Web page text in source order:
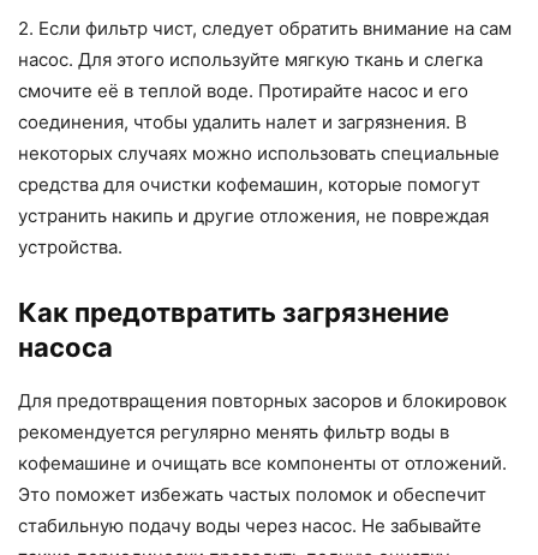
2. Если фильтр чист, следует обратить внимание на сам
насос. Для этого используйте мягкую ткань и слегка
смочите её в теплой воде. Протирайте насос и его
соединения, чтобы удалить налет и загрязнения. В
некоторых случаях можно использовать специальные
средства для очистки кофемашин, которые помогут
устранить накипь и другие отложения, не повреждая
устройства.
Как предотвратить загрязнение
насоса
Для предотвращения повторных засоров и блокировок
рекомендуется регулярно менять фильтр воды в
кофемашине и очищать все компоненты от отложений.
Это поможет избежать частых поломок и обеспечит
стабильную подачу воды через насос. Не забывайте